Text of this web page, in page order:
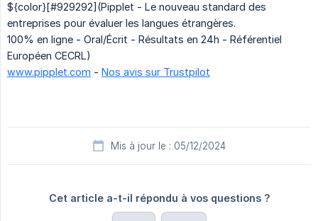
${color}[#929292](Pipplet - Le nouveau standard des
entreprises pour évaluer les langues étrangères.
100% en ligne - Oral/Écrit - Résultats en 24h - Référentiel
Européen CECRL)
www.pipplet.com - Nos avis sur Trustpilot
Mis à jour le : 05/12/2024
Cet article a-t-il répondu à vos questions ?